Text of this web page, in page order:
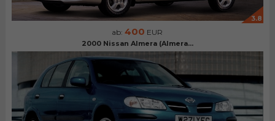
3.8
ab:400 EUR
2000 Nissan Almera (Almera...